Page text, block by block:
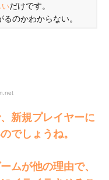
いだけです。
のかわからない。
新規プレイヤーに
でしょうね。
ムが他の理由で、